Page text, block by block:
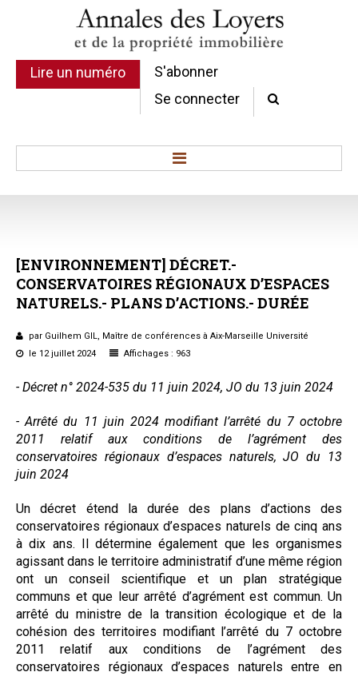
Lire un numéro
S'abonner
Se connecter
Sommaires
Chroniques
Etudes de texte
Réponses ministérielles
Conclusions et Rapports
Formez-vous !
[ENVIRONNEMENT] DÉCRET.-
CONSERVATOIRES RÉGIONAUX D’ESPACES
NATURELS.- PLANSD’ACTIONS.- DURÉE
par Guilhem GIL, Maître de conférences à Aix-Marseille Université
le 12 juillet 2024
Affichages : 963
- Décret n° 2024-535 du 11 juin 2024, JO du 13 juin 2024
- Arrêté du 11 juin 2024 modifiant l’arrêté du 7 octobre
2011 relatif aux conditions de l’agrément des
conservatoires régionaux d’espaces naturels, JO du 13
juin 2024
Un décret étend la durée des plans d’actions des
conservatoires régionaux d’espaces naturels de cinq ans
à dix ans. Il détermine également que les organismes
agissant dans le territoire administratif d’une même région
ont un conseil scientifique et un plan stratégique
communs et que leur arrêté d’agrément est commun. Un
arrêté du ministre de la transition écologique et de la
cohésion des territoires modifiant l’arrêté du 7 octobre
2011 relatif aux conditions de l’agrément des
conservatoires régionaux d’espaces naturels entre en